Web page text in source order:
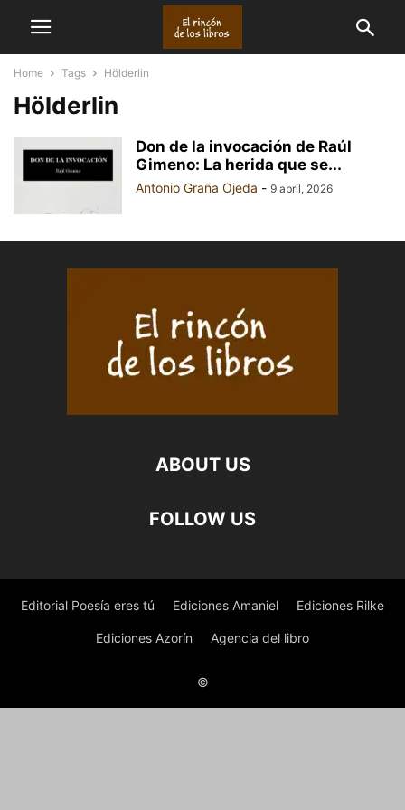
Home Tags Hölderlin
Hölderlin
Don de la invocación de Raúl
Gimeno: La herida que se...
Antonio Graña Ojeda - 9 abril, 2026
ABOUT US
FOLLOW US
Editorial Poesía eres tú Ediciones Amaniel Ediciones Rilke
Ediciones Azorín Agencia del libro
©